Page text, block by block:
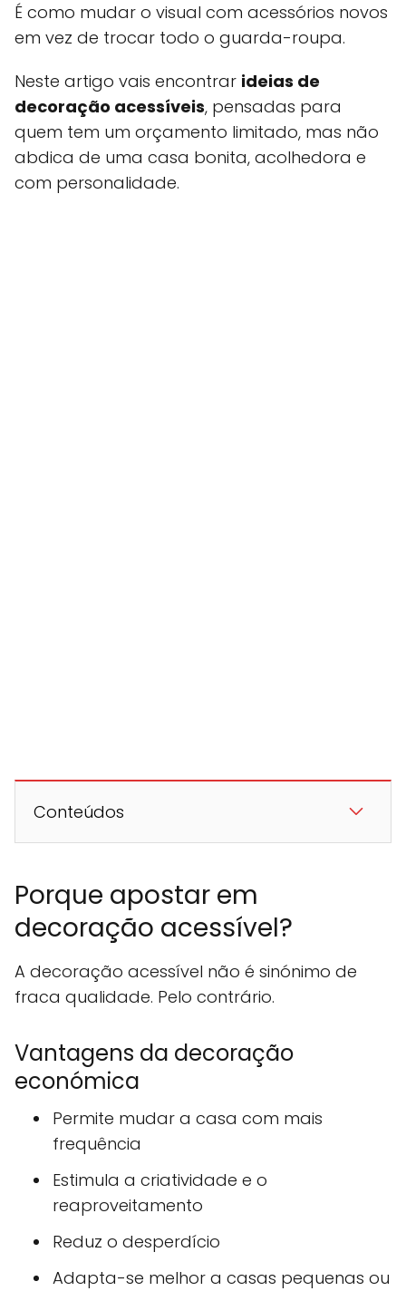
É como mudar o visual com acessórios novos
em vez de trocar todo o guarda-roupa.
Neste artigo vais encontrar ideias de
decoração acessíveis, pensadas para
quem tem um orçamento limitado, mas não
abdica de uma casa bonita, acolhedora e
com personalidade.
Conteúdos
Porque apostar em
decoração acessível?
A decoração acessível não é sinónimo de
fraca qualidade. Pelo contrário.
Vantagens da decoração
económica
Permite mudar a casa com mais
frequência
Estimula a criatividade e o
reaproveitamento
Reduz o desperdício
Adapta-se melhor a casas pequenas ou